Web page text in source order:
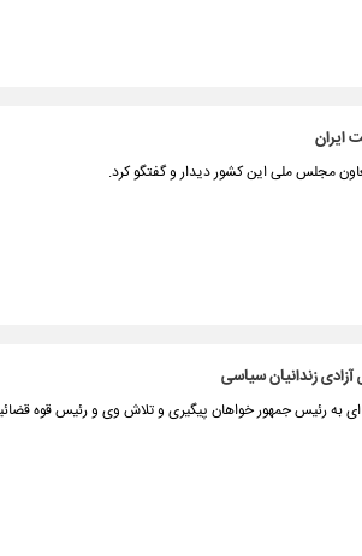
ایران
مجلس ملی این کشور دیدار و گفتگو کرد.
آزادی زندانیان سیاسی
به رئیس جمهور خواهان پیگیری و تلاش وی و رئیس قوه